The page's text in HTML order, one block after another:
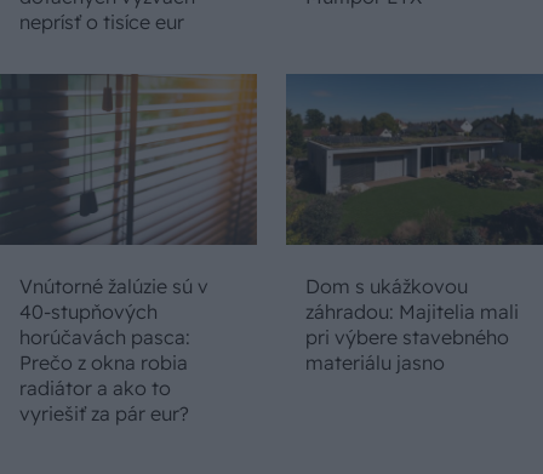
neprísť o tisíce eur
Vnútorné žalúzie sú v
40-stupňových
horúčavách pasca:
Prečo z okna robia
radiátor a ako to
vyriešiť za pár eur?
Dom s ukážkovou
záhradou: Majitelia mali
pri výbere stavebného
materiálu jasno